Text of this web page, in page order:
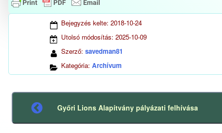
Bejegyzés kelte: 2018-10-24
Utolsó módosítás: 2025-10-09
Szerző: savedman81
Kategória: Archívum
Előző
bejegyzés
Győri Lions Alapítvány pályázati felhívása